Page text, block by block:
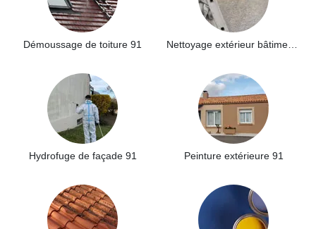
Démoussage de toiture 91
Hydrofuge de façade 91 Peinture extérieure 91